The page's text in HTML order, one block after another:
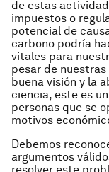
de estas
impuestos o
potencial de
carbono podría
vitales para
pesar de
buena visión y la
ciencia, este es
personas que se
motivos
Debemos
argumentos